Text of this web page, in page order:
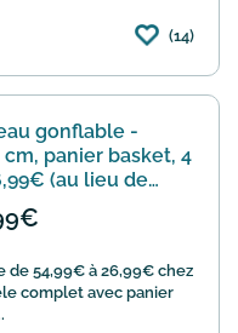
(14)
gonflable -
cm, panier basket, 4
(au lieu de
de 54,99€ à 26,99€ chez
complet avec panier